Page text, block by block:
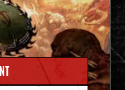
offre tellement de
vu ça dans une
ville.”